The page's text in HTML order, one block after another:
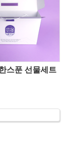
스푼 선물세트